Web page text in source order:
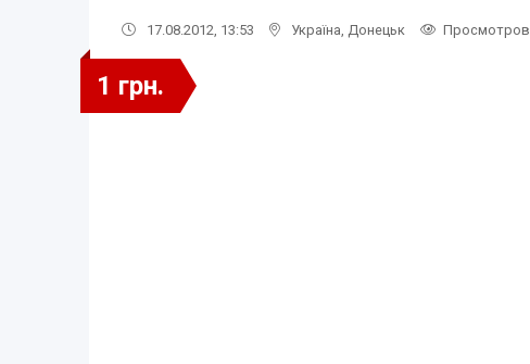
17.08.2012, 13:53 Україна Донецьк Просмотров
1 грн.